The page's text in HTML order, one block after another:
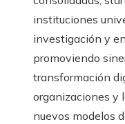
instituciones
investigación y
promoviendo
transformación
organizaciones y
nuevos modelos